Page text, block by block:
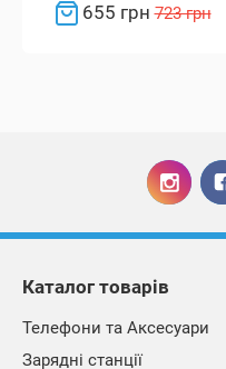
655 грн 723 грн
Каталог товарів
Телефони та Аксесуари
Зарядні станції